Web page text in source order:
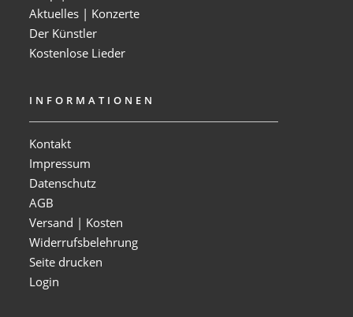
Aktuelles | Konzerte
Der Künstler
Kostenlose Lieder
INFORMATIONEN
Kontakt
Impressum
Datenschutz
AGB
Versand | Kosten
Widerrufsbelehrung
Seite drucken
Login